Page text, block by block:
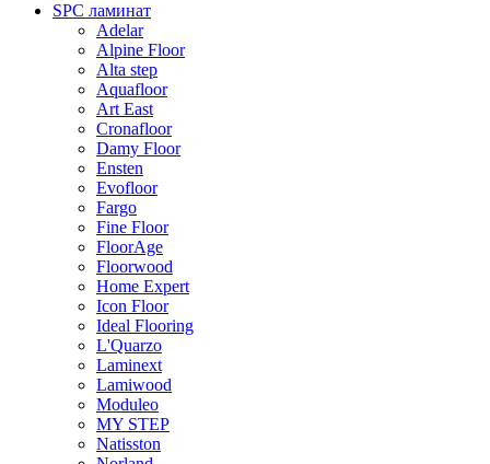
SPC ламинат
Adelar
Alpine Floor
Alta step
Aquafloor
Art East
Cronafloor
Damy Floor
Ensten
Evofloor
Fargo
Fine Floor
FloorAge
Floorwood
Home Expert
Icon Floor
Ideal Flooring
L'Quarzo
Laminext
Lamiwood
Moduleo
MY STEP
Natisston